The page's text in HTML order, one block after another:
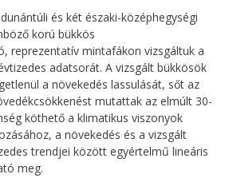
és két északi-középhegységi
korú bükkös
reprezentatív mintafákon vizsgáltuk a
adatsorát. A vizsgált bükkösök
a növekedés lassulását, sőt az
mutattak az elmúlt 30-
köthető a klimatikus viszonyok
a növekedés és a vizsgált
trendjei között egyértelmű lineáris
meg.